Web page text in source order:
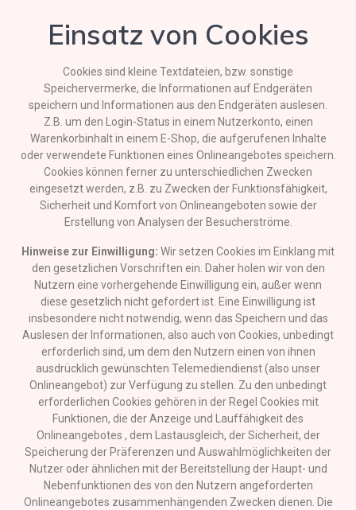
Einsatz von Cookies
Cookies sind kleine Textdateien, bzw. sonstige
Speichervermerke, die Informationen auf Endgeräten
speichern und Informationen aus den Endgeräten auslesen.
Z.B. um den Login-Status in einem Nutzerkonto, einen
Warenkorbinhalt in einem E-Shop, die aufgerufenen Inhalte
oder verwendete Funktionen eines Onlineangebotes speichern.
Cookies können ferner zu unterschiedlichen Zwecken
eingesetzt werden, z.B. zu Zwecken der Funktionsfähigkeit,
Sicherheit und Komfort von Onlineangeboten sowie der
Erstellung von Analysen der Besucherströme.
Hinweise zur Einwilligung: Wir setzen Cookies im Einklang mit
den gesetzlichen Vorschriften ein. Daher holen wir von den
Nutzern eine vorhergehende Einwilligung ein, außer wenn
diese gesetzlich nicht gefordert ist. Eine Einwilligung ist
insbesondere nicht notwendig, wenn das Speichern und das
Auslesen der Informationen, also auch von Cookies, unbedingt
erforderlich sind, um dem den Nutzern einen von ihnen
ausdrücklich gewünschten Telemediendienst (also unser
Onlineangebot) zur Verfügung zu stellen. Zu den unbedingt
erforderlichen Cookies gehören in der Regel Cookies mit
Funktionen, die der Anzeige und Lauffähigkeit des
Onlineangebotes , dem Lastausgleich, der Sicherheit, der
Speicherung der Präferenzen und Auswahlmöglichkeiten der
Nutzer oder ähnlichen mit der Bereitstellung der Haupt- und
Nebenfunktionen des von den Nutzern angeforderten
Onlineangebotes zusammenhängenden Zwecken dienen. Die